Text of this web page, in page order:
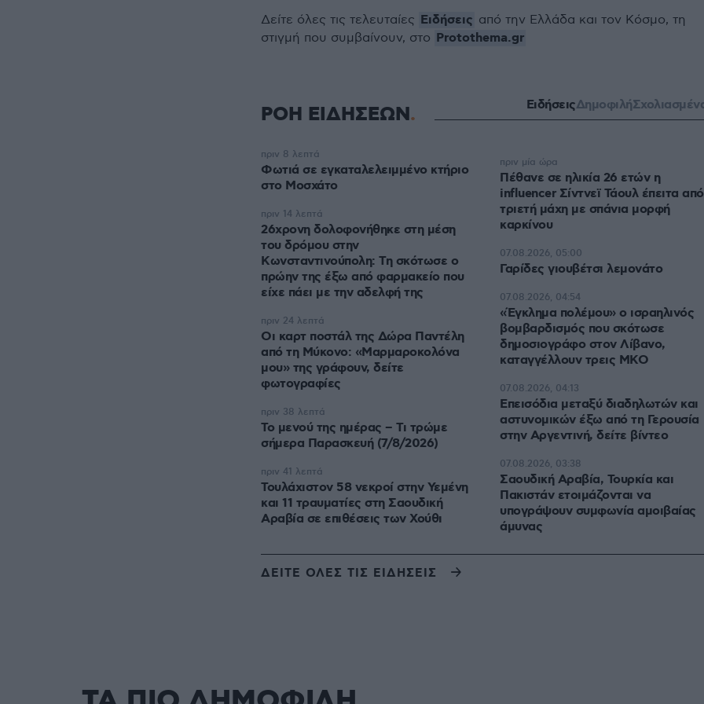
Δείτε όλες τις τελευταίες Ειδήσεις από την Ελλάδα και τον Κόσμο, τη
στιγμή που συμβαίνουν, στο Protothema.gr
ΡΟΗ ΕΙΔΗΣΕΩΝ ΕιδήσειςΔημοφιλή
Φωτιά σε εγκαταλελειμμένο κτήριο
στο Μοσχάτο
πριν 8 λεπτά
26χρονη δολοφονήθηκε στη μέση
του δρόμου στην
Κωνσταντινούπολη: Τη σκότωσε ο
πρώην της έξω από φαρμακείο που
είχε πάει με την αδελφή της
πριν 14 λεπτά
Οι καρτ ποστάλ της Δώρα Παντέλη
από τη Μύκονο: «Μαρμαροκολόνα
μου» της γράφουν, δείτε
φωτογραφίες
πριν 24 λεπτά
Το μενού της ημέρας – Τι τρώμε
σήμερα Παρασκευή (7/8/2026)
πριν 38 λεπτά
Τουλάχιστον 58 νεκροί στην Υεμένη
και 11 τραυματίες στη Σαουδική
Αραβία σε επιθέσεις των Χούθι
πριν 41 λεπτά
Πέθανε σε ηλικία 26 ετών η
influencer Σίντνεϊ Τάουλ έπειτα από
τριετή μάχη με σπάνια μορφή
καρκίνου
πριν μία ώρα
Γαρίδες γιουβέτσι λεμονάτο
07.08.2026, 05:00
«Έγκλημα πολέμου» ο ισραηλινός
βομβαρδισμός που σκότωσε
δημοσιογράφο στον Λίβανο,
καταγγέλλουν τρεις ΜΚΟ
07.08.2026, 04:54
Επεισόδια μεταξύ διαδηλωτών και
αστυνομικών έξω από τη Γερουσία
στην Αργεντινή, δείτε βίντεο
07.08.2026, 04:13
Σαουδική Αραβία, Τουρκία και
Πακιστάν ετοιμάζονται να
υπογράψουν συμφωνία αμοιβαίας
άμυνας
07.08.2026, 03:38
ΔΕΙΤΕ ΟΛΕΣ ΤΙΣ ΕΙΔΗΣΕΙΣ